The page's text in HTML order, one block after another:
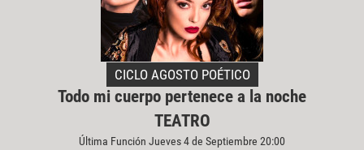
CICLO AGOSTO POÉTICO
Todo mi cuerpo pertenece a la noche
TEATRO
Última Función Jueves 4 de Septiembre 20:00